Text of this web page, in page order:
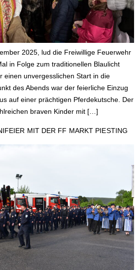
2025, lud die Freiwillige Feuerwehr
in Folge zum traditionellen Blaulicht
einen unvergesslichen Start in die
des Abends war der feierliche Einzug
auf einer prächtigen Pferdekutsche. Der
braven Kinder mit […]
MIT DER FF MARKT PIESTING